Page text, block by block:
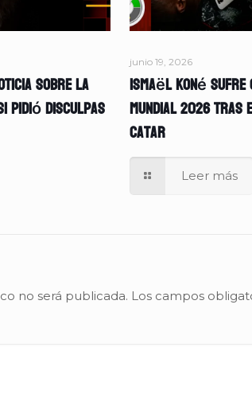
sobre la
pidió disculpas
junio 19, 2026
Ismaël Koné sufre
Mundial 2026 tras
Catar
Leer más
no será publicada. Los campos